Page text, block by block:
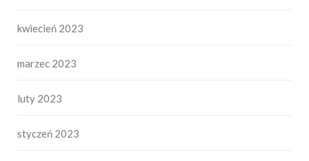
kwiecień 2023
marzec 2023
luty 2023
styczeń 2023